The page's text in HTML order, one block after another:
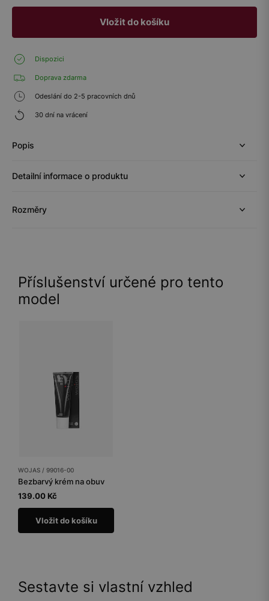
Vložit do košíku
Dispozici
Doprava zdarma
Odeslání do 2-5 pracovních dnů
30 dní na vrácení
Popis
Detailní informace o produktu
Rozměry
Příslušenství určené pro tento
model
WOJAS / 99016-00
Bezbarvý krém na obuv
139.00 Kč
Vložit do košíku
Sestavte si vlastní vzhled